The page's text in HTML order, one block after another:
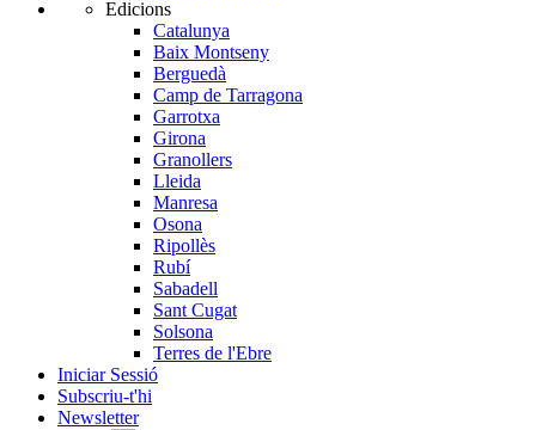
Edicions
Catalunya
Baix Montseny
Berguedà
Camp de Tarragona
Garrotxa
Girona
Granollers
Lleida
Manresa
Osona
Ripollès
Rubí
Sabadell
Sant Cugat
Solsona
Terres de l'Ebre
Iniciar Sessió
Subscriu-t'hi
Newsletter